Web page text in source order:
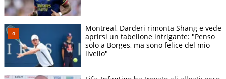
Montreal, Darderi rimonta Shang e vede
aprirsi un tabellone intrigante: "Penso
solo a Borges, ma sono felice del mio
livello"